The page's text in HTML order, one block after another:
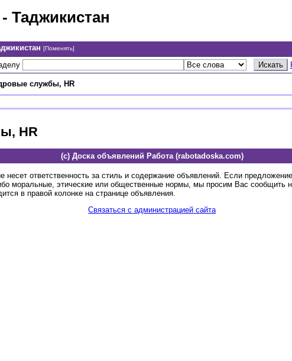
Таджикистан
[Поменять]
службы, HR
HR
(c) Доска объявлений Работа (rabotadoska.com)
несет ответственность за стиль и содержание объявлений. Если
моральные, этические или общественные нормы, мы просим Вас сообщить
в правой колонке на странице объявления.
Связаться с администрацией сайта